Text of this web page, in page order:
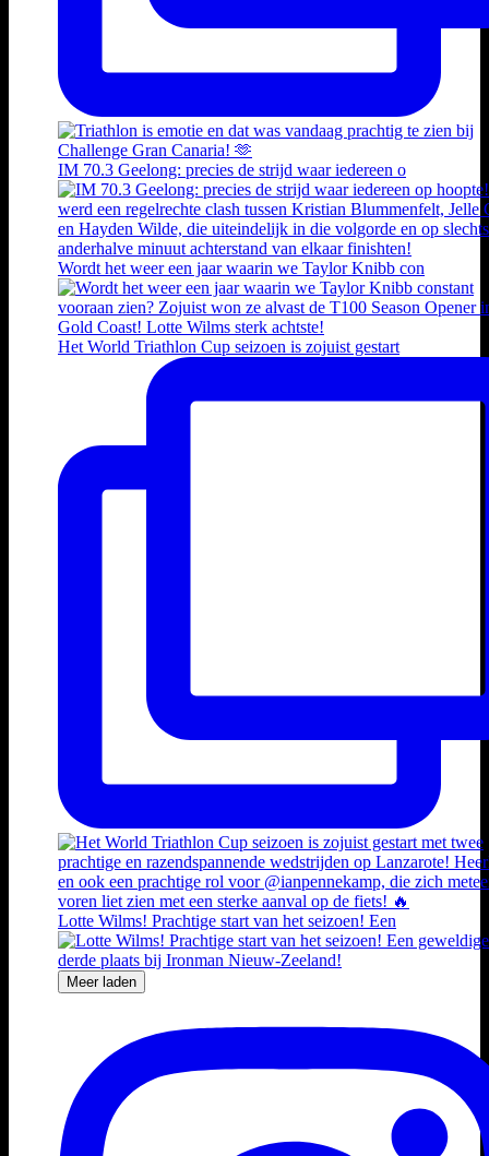
IM 70.3 Geelong: precies de strijd waar iedereen o
Wordt het weer een jaar waarin we Taylor Knibb con
Het World Triathlon Cup seizoen is zojuist gestart
Lotte Wilms! Prachtige start van het seizoen! Een
Meer laden